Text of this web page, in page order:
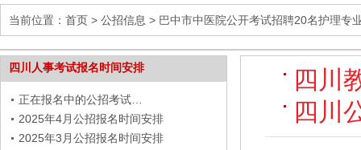
当前位置： 首页 > 公招信息 > 巴中市中医院公开考试招聘20名护理专
四川人事考试报名时间安排
正在报名中的公招考试…
2025年4月公招报名时间安排
2025年3月公招报名时间安排
四川
四川